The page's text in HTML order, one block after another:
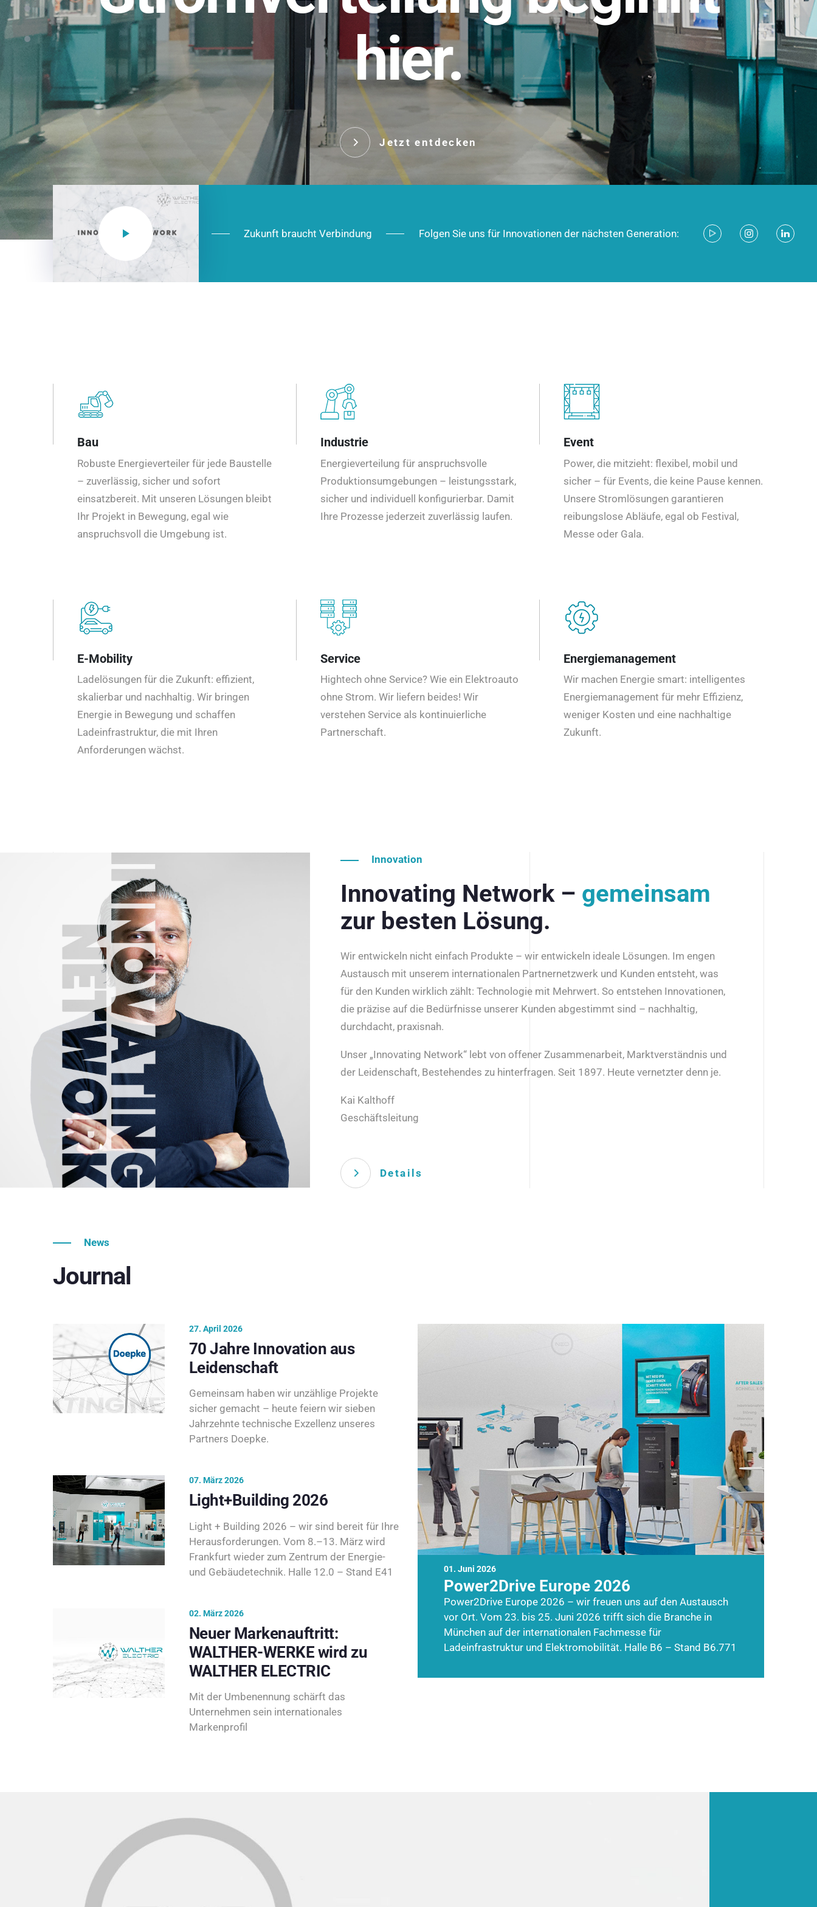
hier.
Jetzt entdecken
NEO CEE: Energieverteilung mit System. Robust im Alltag,
effizient in der Installation, zukunftsfähig im Ausbau.
Das innovative Stecksystem für industrielle Anwendungen –
robust, IP-geschützt und zukunftsfähig.
Jetzt entdecken
Zukunft braucht Verbindung Folgen Sie uns für Innovationen der nächsten Generation:
Bau
Robuste Energieverteiler für jede Baustelle
– zuverlässig, sicher und sofort
einsatzbereit. Mit unseren Lösungen bleibt
Ihr Projekt in Bewegung, egal wie
anspruchsvoll die Umgebung ist.
Industrie
Energieverteilung für anspruchsvolle
Produktionsumgebungen – leistungsstark,
sicher und individuell konfigurierbar. Damit
Ihre Prozesse jederzeit zuverlässig laufen.
Event
Power, die mitzieht: flexibel, mobil und
sicher – für Events, die keine Pause kennen.
Unsere Stromlösungen garantieren
reibungslose Abläufe, egal ob Festival,
Messe oder Gala.
E-Mobility
Ladelösungen für die Zukunft: effizient,
skalierbar und nachhaltig. Wir bringen
Energie in Bewegung und schaffen
Ladeinfrastruktur, die mit Ihren
Anforderungen wächst.
Service
Hightech ohne Service? Wie ein Elektroauto
ohne Strom. Wir liefern beides! Wir
verstehen Service als kontinuierliche
Partnerschaft.
Energiemanagement
Wir machen Energie smart: intelligentes
Energiemanagement für mehr Effizienz,
weniger Kosten und eine nachhaltige
Zukunft.
Innovation
Innovating Network – gemeinsam
zur besten Lösung.
Wir entwickeln nicht einfach Produkte – wir entwickeln ideale Lösungen. Im engen
Austausch mit unserem internationalen Partnernetzwerk und Kunden entsteht, was
für den Kunden wirklich zählt: Technologie mit Mehrwert. So entstehen Innovationen,
die präzise auf die Bedürfnisse unserer Kunden abgestimmt sind – nachhaltig,
durchdacht, praxisnah.
Unser „Innovating Network“ lebt von offener Zusammenarbeit, Marktverständnis und
der Leidenschaft, Bestehendes zu hinterfragen. Seit 1897. Heute vernetzter denn je.
Kai Kalthoff
Geschäftsleitung
Details
News
Journal
01. Juni 2026
Power2Drive Europe 2026
Power2Drive Europe 2026 – wir freuen uns auf den Austausch
vor Ort. Vom 23. bis 25. Juni 2026 trifft sich die Branche in
München auf der internationalen Fachmesse für
Ladeinfrastruktur und Elektromobilität. Halle B6 – Stand B6.771
27. April 2026
70 Jahre Innovation aus
Leidenschaft
Gemeinsam haben wir unzählige Projekte
sicher gemacht – heute feiern wir sieben
Jahrzehnte technische Exzellenz unseres
Partners Doepke.
07. März 2026
Light+Building 2026
Light + Building 2026 – wir sind bereit für Ihre
Herausforderungen. Vom 8.–13. März wird
Frankfurt wieder zum Zentrum der Energie-
und Gebäudetechnik. Halle 12.0 – Stand E41
02. März 2026
Neuer Markenauftritt:
WALTHER-WERKE wird zu
WALTHER ELECTRIC
Mit der Umbenennung schärft das
Unternehmen sein internationales
Markenprofil